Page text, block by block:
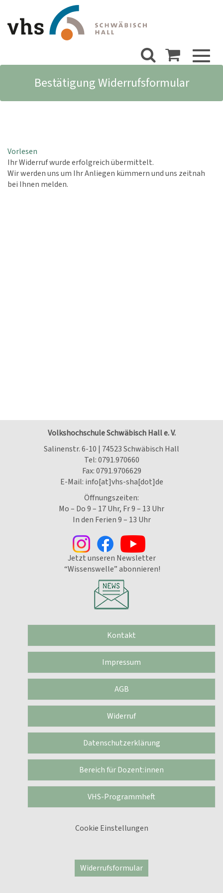
Bestätigung Widerrufsformular
Vorlesen
Ihr Widerruf wurde erfolgreich übermittelt.
Wir werden uns um Ihr Anliegen kümmern und uns zeitnah
bei Ihnen melden.
Volkshochschule Schwäbisch Hall e. V.
Salinenstr. 6-10 | 74523 Schwäbisch Hall
Tel:0791.970660
Fax: 0791.9706629
E-Mail: info[at]vhs-sha[dot]de
Öffnungszeiten:
Mo – Do 9 – 17 Uhr, Fr 9 – 13 Uhr
In den Ferien 9 – 13 Uhr
Jetzt unseren Newsletter
“Wissenswelle” abonnieren!
Kontakt
Impressum
AGB
Widerruf
Datenschutzerklärung
Bereich für Dozent:innen
VHS-Programmheft
Cookie Einstellungen
Widerrufsformular